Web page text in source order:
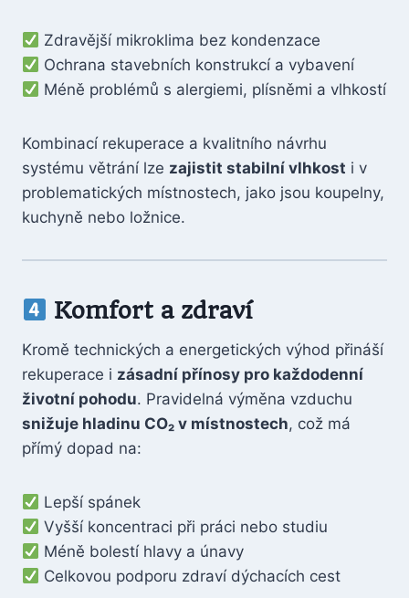
Zdravější mikroklima bez kondenzace
Ochrana stavebních konstrukcí a vybavení
Méně problémů s alergiemi, plísněmi a vlhkostí
Kombinací rekuperace a kvalitního návrhu
systému větrání lze zajistit stabilní vlhkost i v
problematických místnostech, jako jsou koupelny,
kuchyně nebo ložnice.
Komfort a zdraví
Kromě technických a energetických výhod přináší
rekuperace i zásadní přínosy pro každodenní
životní pohodu. Pravidelná výměna vzduchu
snižuje hladinu CO₂ v místnostech, což má
přímý dopad na:
Lepší spánek
Vyšší koncentraci při práci nebo studiu
Méně bolestí hlavy a únavy
Celkovou podporu zdraví dýchacích cest